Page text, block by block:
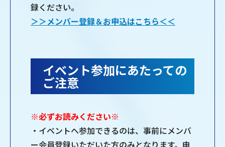
録ください。
＞＞メンバー登録＆お申込はこちら＜＜
イベント参加にあたっての
ご注意
※必ずお読みください※
・イベントへ参加できるのは、事前にメンバ
ー会員登録いただいた方のみとなります。申